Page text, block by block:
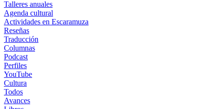
Talleres anuales
Agenda cultural
Actividades en Escaramuza
Reseñas
Traducción
Columnas
Podcast
Perfiles
YouTube
Cultura
Todos
Avances